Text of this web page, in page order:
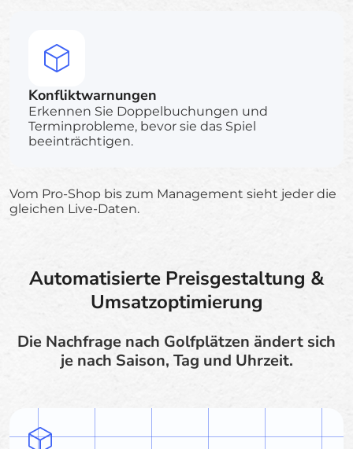
Konfliktwarnungen
Erkennen Sie Doppelbuchungen und
Terminprobleme, bevor sie das Spiel
beeinträchtigen.
Vom Pro-Shop bis zum Management sieht jeder die
gleichen Live-Daten.
Automatisierte Preisgestaltung &
Umsatzoptimierung
Die Nachfrage nach Golfplätzen ändert sich
je nach Saison, Tag und Uhrzeit.